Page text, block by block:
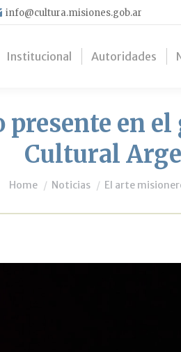
info@cultura.misiones.gob.ar
Institucional Autoridades
en
Cultural
You are here:
Home Noticias El arte